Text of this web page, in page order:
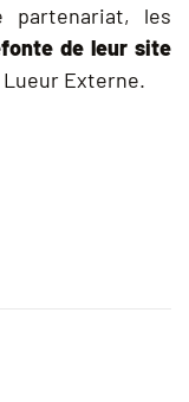
les
de leur site
Externe.